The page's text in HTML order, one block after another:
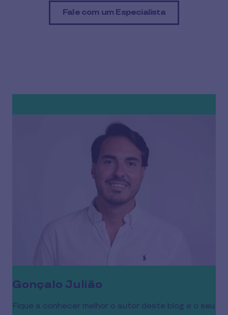
Fale com um Especialista
Gonçalo Julião
Fique a conhecer melhor o autor deste blog e o seu